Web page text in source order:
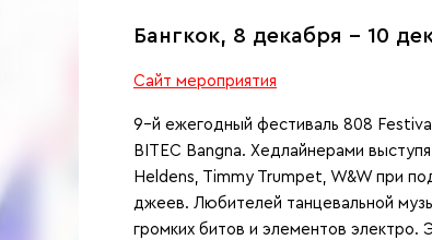
Бангкок, 8 декабря - 10
Сайт мероприятия
9–й ежегодный фестиваль 808
BITEC Bangna. Хедлайнерами
Heldens, Timmy Trumpet, W&W при
джеев. Любителей танцевальной
громких битов и элементов электро.